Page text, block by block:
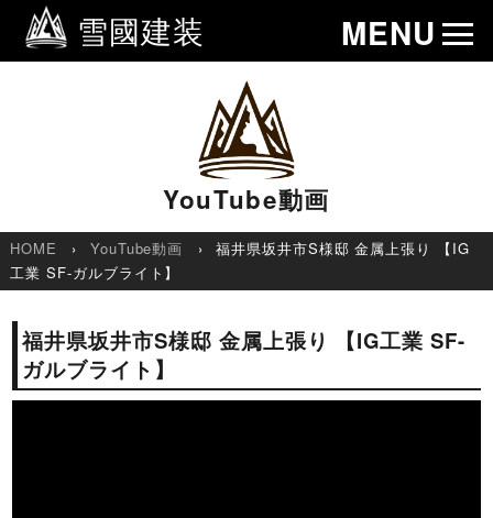
雪國建装 MENU
YouTube動画
HOME YouTube動画
福井県坂井市S様邸 金属上張り 【IG
工業 SF-ガルブライト】
福井県坂井市S様邸 金属上張り 【IG工業 SF-
ガルブライト】